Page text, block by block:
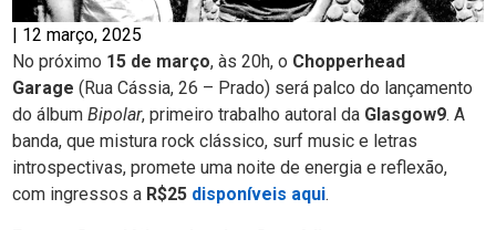
12 março, 2025
No próximo 15 de março, às 20h, o Chopperhead
Garage (Rua Cássia, 26 – Prado) será palco do lançamento
do álbum Bipolar, primeiro trabalho autoral da Glasgow9. A
banda, que mistura rock clássico, surf music e letras
introspectivas, promete uma noite de energia e reflexão,
com ingressos a R$25 disponíveis aqui.